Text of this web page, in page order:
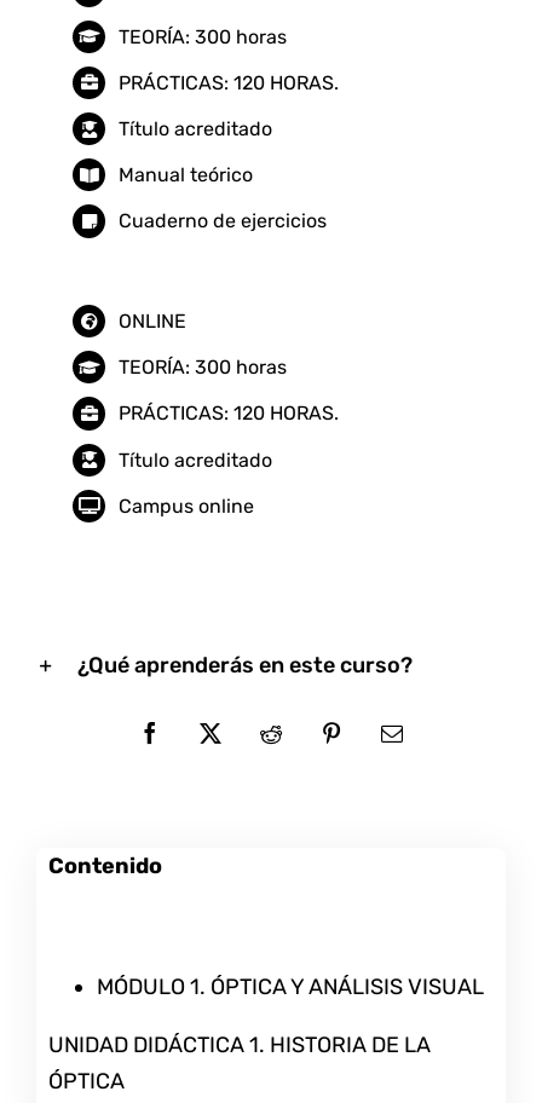
TEORÍA: 300 horas
PRÁCTICAS: 120 HORAS.
Título acreditado
Manual teórico
Cuaderno de ejercicios
ONLINE
TEORÍA: 300 horas
PRÁCTICAS: 120 HORAS.
Título acreditado
Campus online
¿Qué aprenderás en este curso?
Contenido
MÓDULO 1. ÓPTICA Y ANÁLISIS VISUAL
UNIDAD DIDÁCTICA 1. HISTORIA DE LA
ÓPTICA